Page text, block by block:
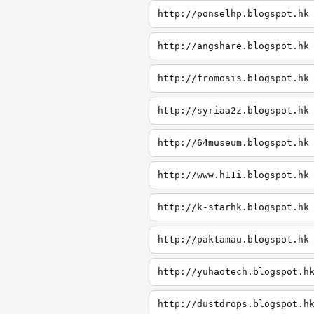
http://ponselhp.blogspot.hk
http://angshare.blogspot.hk
http://fromosis.blogspot.hk
http://syriaa2z.blogspot.hk
http://64museum.blogspot.hk
http://www.h11i.blogspot.hk
http://k-starhk.blogspot.hk
http://paktamau.blogspot.hk
http://yuhaotech.blogspot.hk
http://dustdrops.blogspot.hk